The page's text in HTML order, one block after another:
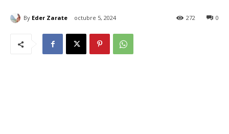
By Eder Zarate octubre 5, 2024 0
272